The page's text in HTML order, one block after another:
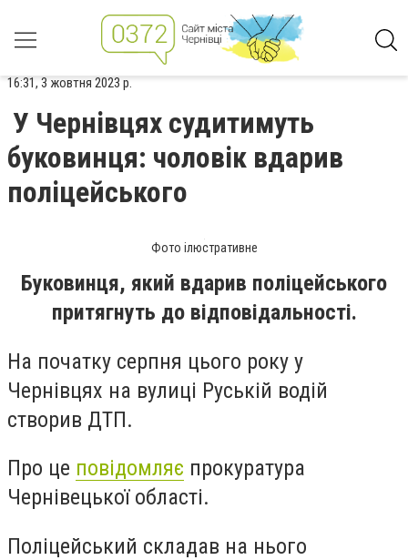
16:31, 3 жовтня 2023 р.
У Чернівцях судитимуть
буковинця: чоловік вдарив
поліцейського
Фото ілюстративне
Буковинця, який вдарив поліцейського
притягнуть до відповідальності.
На початку серпня цього року у
Чернівцях на вулиці Руській водій
створив ДТП.
Про це повідомляє прокуратура
Чернівецької області.
Поліцейський складав на нього